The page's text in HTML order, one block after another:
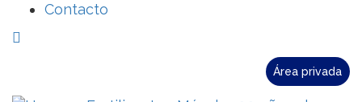
Contacto
Área privada